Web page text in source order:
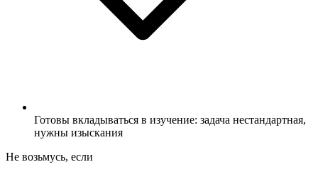
Готовы вкладываться в изучение: задача нестандартная,
нужны изыскания
Не возьмусь, если